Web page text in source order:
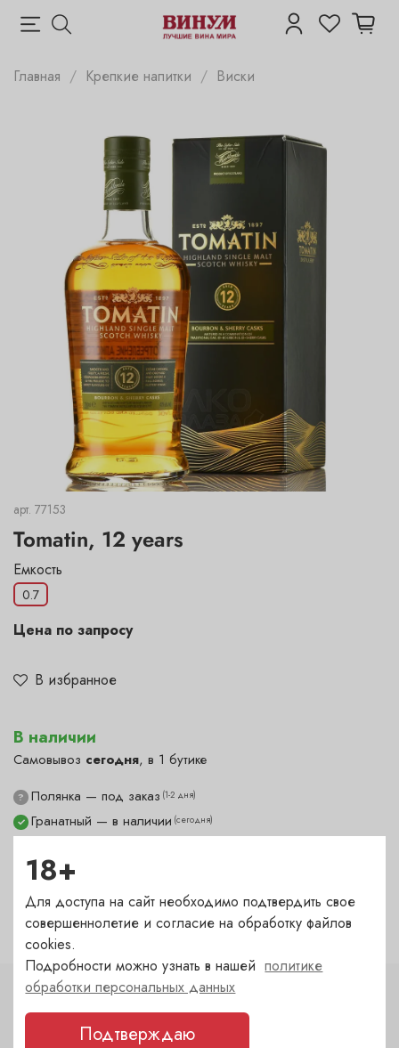
Главная Крепкие напитки Виски
арт. 77153
Tomatin, 12 years
В избранное
Емкость
0.7
Цена по запросу
В наличии
Самовывоз сегодня, в 1 бутике
✓ Гранатный — в наличии (сегодня)
? Полянка — под заказ (1-2 дня)
Пречистенка — под заказ
Садовническая — под заказ
Характеристики
18+
Для доступа на сайт необходимо подтвердить свое
совершеннолетие и согласие на обработку файлов
cookies.
Подробности можно узнать в нашейполитике
обработки персональных данных
Подтверждаю